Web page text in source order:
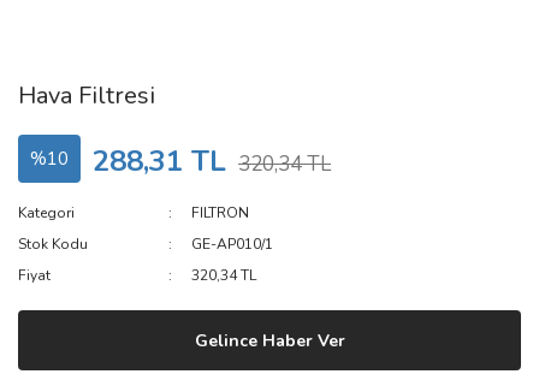
Hava Filtresi
%10 288,31 TL 320,34 TL
Kategori
FILTRON
Stok Kodu
GE-AP010/1
Fiyat
320,34 TL
Gelince Haber Ver